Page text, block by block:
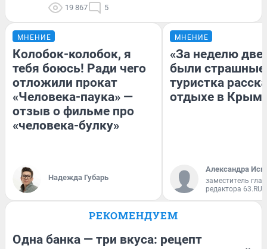
19 867 5
МНЕНИЕ
Колобок-колобок, я
тебя боюсь! Ради чего
отложили прокат
«Человека-паука» —
отзыв о фильме про
«человека-булку»
Надежда Губарь
МНЕНИЕ
«За неделю две
были
туристка
отдыхе в
Александра
заместитель
редактора 63.RU
РЕКОМЕНДУЕМ
Одна банка — три вкуса: рецепт